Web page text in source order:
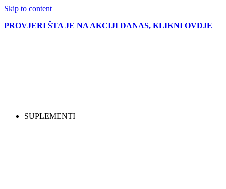
Skip to content
PROVJERI ŠTA JE NA AKCIJI DANAS, KLIKNI OVDJE
SUPLEMENTI